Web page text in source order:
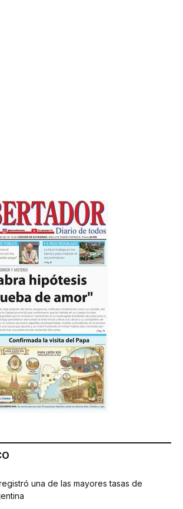
una de las mayores tasas de